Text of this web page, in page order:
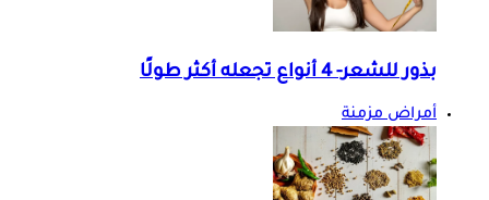
بذور للشعر- 4 أنواع تجعله أكثر طولًا
أمراض مزمنة